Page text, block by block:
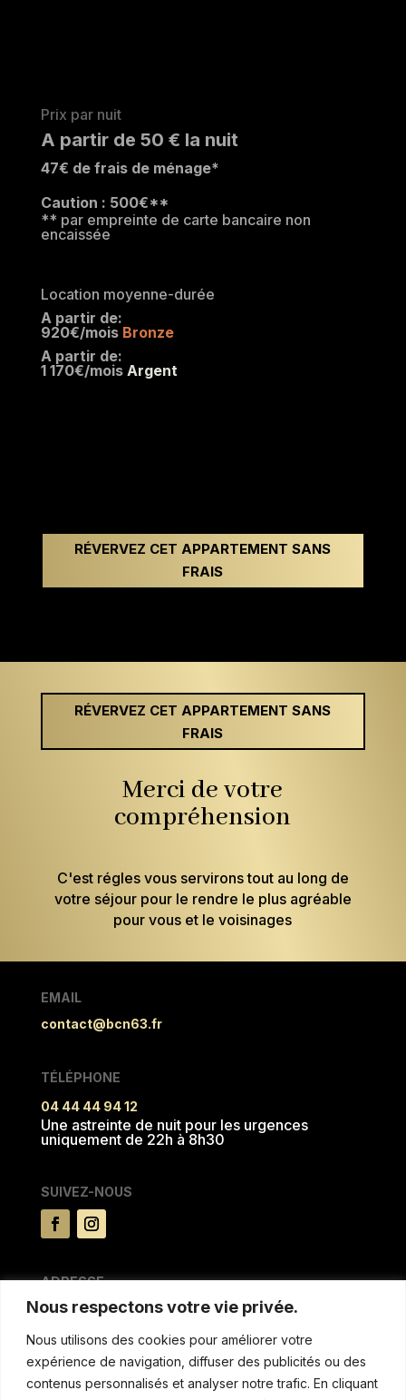
Nous respectons votre vie privée.
Nous utilisons des cookies pour améliorer votre
expérience de navigation, diffuser des publicités ou des
contenus personnalisés et analyser notre trafic. En cliquant
Prix par nuit
A partir de 50 € la nuit
47€ de frais de ménage*
Caution : 500€**
** par empreinte de carte bancaire non
encaissée
Location moyenne-durée
A partir de:
920€/mois Bronze
A partir de:
1 170€/mois Argent
RÉVERVEZ CET APPARTEMENT SANS
FRAIS
RÉVERVEZ CET APPARTEMENT SANS
FRAIS
Merci de votre
compréhension
C'est régles vous servirons tout au long de
votre séjour pour le rendre le plus agréable
pour vous et le voisinages
EMAIL
contact@bcn63.fr
TÉLÉPHONE
04 44 44 94 12
Une astreinte de nuit pour les urgences
uniquement de 22h à 8h30
SUIVEZ-NOUS
ADRESSE
15 rue du Pré la reine
63100 CLERMONT FERRAND
MENTIONS & AUTRES